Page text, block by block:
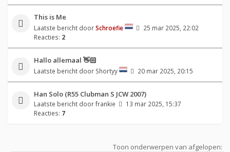
This is Me
Laatste bericht doorSchroefie
25 mar 2025, 22:02
Reacties: 2
Hallo allemaal 👋🏻
Laatste bericht door Shortyy 20 mar 2025, 20:15
Han Solo (R55 Clubman S JCW 2007)
Laatste bericht doorfrankie
13 mar 2025, 15:37
Reacties: 7
Toon onderwerpen van afgelopen: